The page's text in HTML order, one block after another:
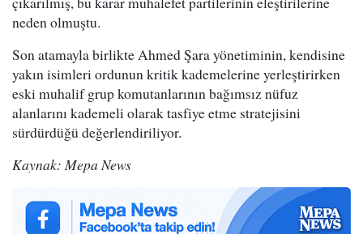
neden olmuştu.
Son atamayla birlikte Ahmed Şara yönetiminin, kendisine
yakın isimleri ordunun kritik kademelerine yerleştirirken
eski muhalif grup komutanlarının bağımsız nüfuz
alanlarını kademeli olarak tasfiye etme stratejisini
sürdürdüğü değerlendiriliyor.
Kaynak: Mepa News